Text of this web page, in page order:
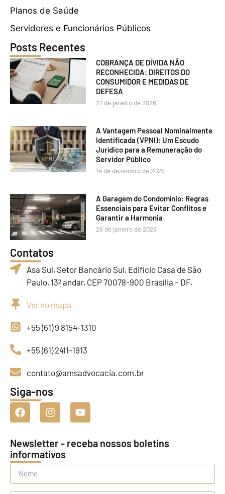
Planos de Saúde
Servidores e Funcionários Públicos
Posts Recentes
COBRANÇA DE DÍVIDA NÃO
RECONHECIDA: DIREITOS DO
CONSUMIDOR E MEDIDAS DE
DEFESA
27 de janeiro de 2026
A Vantagem Pessoal Nominalmente
Identificada (VPNI): Um Escudo
Jurídico para a Remuneração do
Servidor Público
14 de dezembro de 2025
A Garagem do Condomínio: Regras
Essenciais para Evitar Conflitos e
Garantir a Harmonia
26 de janeiro de 2026
Contatos
Asa Sul, Setor Bancário Sul, Edifício Casa de São
Paulo, 13º andar, CEP 70078-900 Brasília – DF.
Ver no mapa
+55 (61) 9 8154-1310
+55 (61) 2411-1913
contato@amsadvocacia.com.br
Siga-nos
Newsletter - receba nossos boletins
informativos